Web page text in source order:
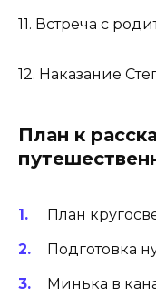
11. Встреча с
12. Наказание
План к
План
Подготовка
Минька в